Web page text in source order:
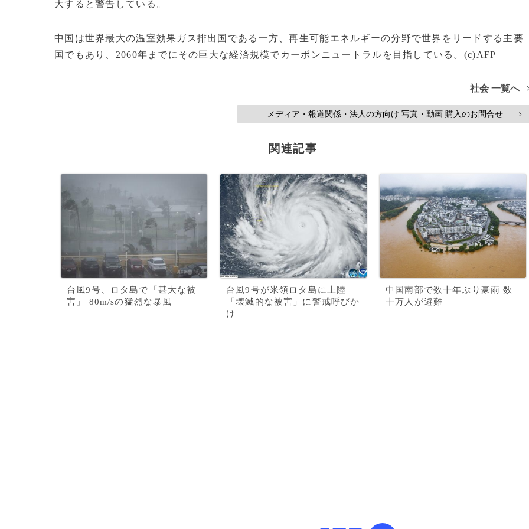
大すると警告している。
中国は世界最大の温室効果ガス排出国である一方、再生可能エネルギーの分野で世界をリードする主要
国でもあり、2060年までにその巨大な経済規模でカーボンニュートラルを目指している。(c)AFP
社会 一覧へ
メディア・報道関係・法人の方向け 写真・動画 購入のお問合せ >
関連記事
台風9号、ロタ島で「甚大な被
害」 80m/sの猛烈な暴風
台風9号が米領ロタ島に上陸
「壊滅的な被害」に警戒呼びか
け
中国南部で数十年ぶり豪雨 数
十万人が避難